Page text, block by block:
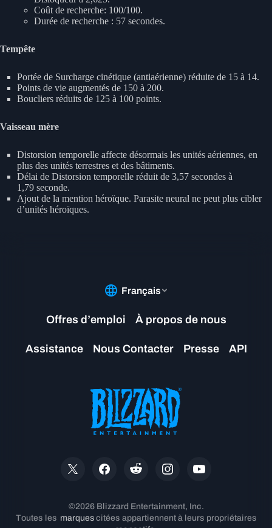
Coût de recherche: 100/100.
Durée de recherche : 57 secondes.
Tempête
Portée de Surcharge cinétique (antiaérienne) réduite de 15 à 14.
Points de vie augmentés de 150 à 200.
Boucliers réduits de 125 à 100 points.
Vaisseau mère
Distorsion temporelle affecte désormais les unités aériennes, en
plus des unités terrestres et des bâtiments.
Délai de Distorsion temporelle réduit de 3,57 secondes à
1,79 seconde.
Ajout de la mention héroïque. Parasite neural ne peut plus cibler
d’unités héroïques.